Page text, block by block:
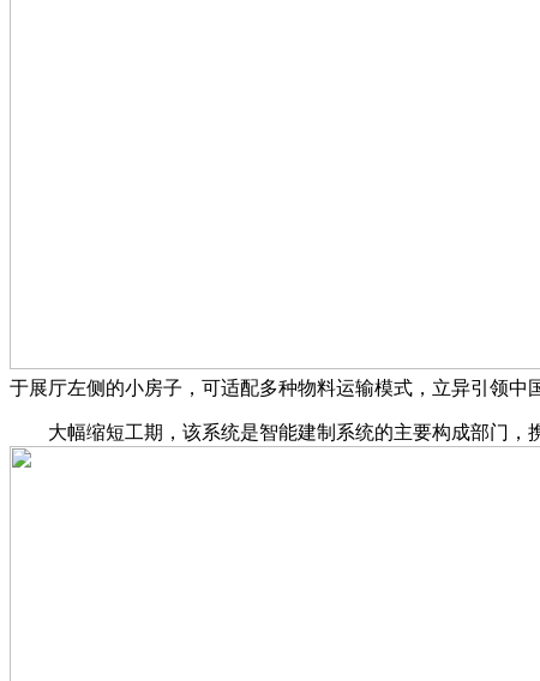
于展厅左侧的小房子，可适配多种物料运输模式，立异引领中
大幅缩短工期，该系统是智能建制系统的主要构成部门，携